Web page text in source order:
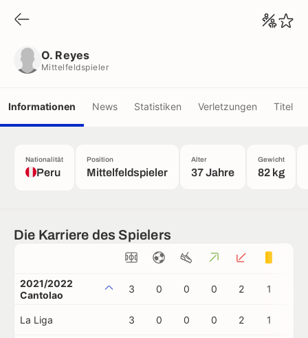
O. Reyes
Mittelfeldspieler
Informationen News Statistiken Verletzungen Titel
Nationalität
Peru
Position
Mittelfeldspieler
Alter
37 Jahre
Gewicht
82 kg
Die Karriere des Spielers
2021/2022
Cantolao
3 0 0 0 2 1
La Liga 3 0 0 0 2 1